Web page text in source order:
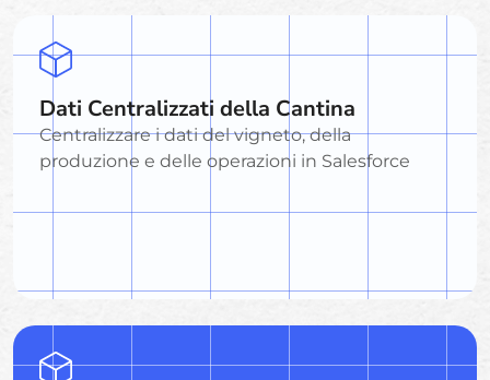
Dati Centralizzati della Cantina
Centralizzare i dati del vigneto, della
produzione e delle operazioni in Salesforce